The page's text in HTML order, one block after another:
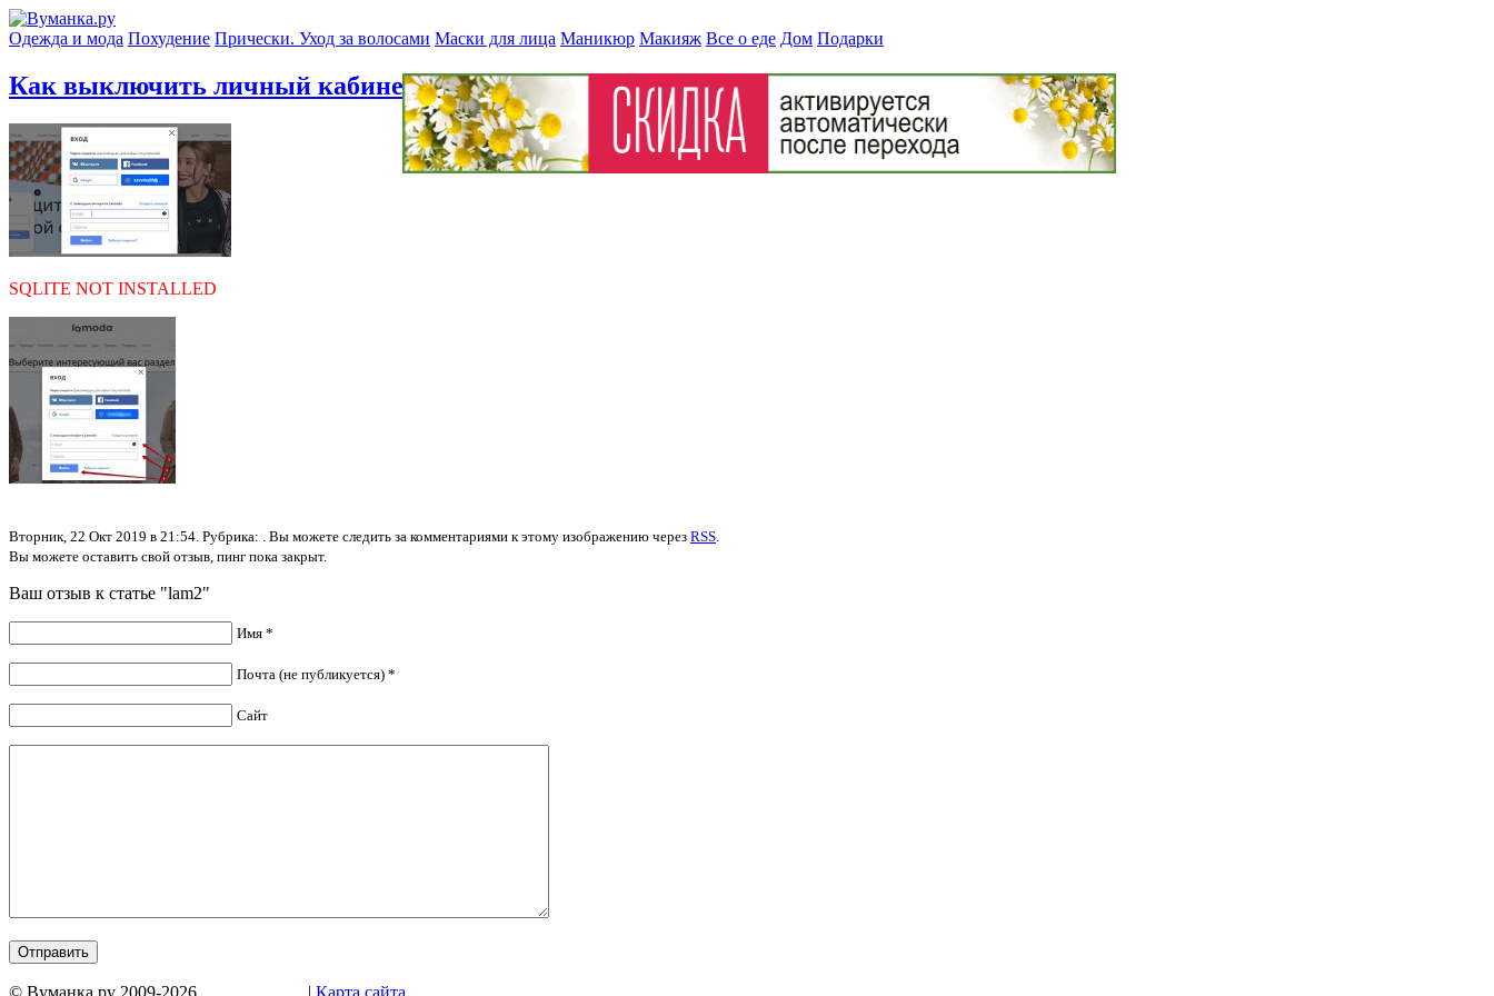
Одежда и мода Похудение Прически. Уход за волосами Маски для лица Маникюр Макияж Все о еде Дом Подарки
Как выключить личный кабинет Ламода?» lam2
SQLITE NOT INSTALLED
Вторник, 22 Окт 2019 в 21:54. Рубрика: . Вы можете следить за комментариями к этому изображению через RSS
Вы можете оставить свой отзыв, пинг пока закрыт.
Ваш отзыв к статье "lam2"
Имя *
Почта (не публикуется) *
Сайт
© Вуманка.ру 2009-2026. | Карта сайта